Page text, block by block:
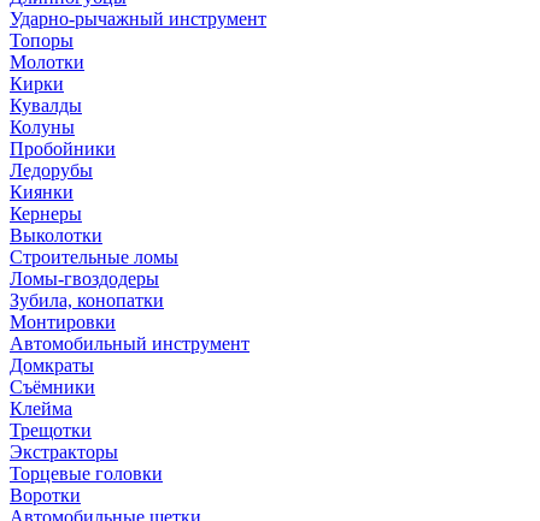
Ударно-рычажный инструмент
Топоры
Молотки
Кирки
Кувалды
Колуны
Пробойники
Ледорубы
Киянки
Кернеры
Выколотки
Строительные ломы
Ломы-гвоздодеры
Зубила, конопатки
Монтировки
Автомобильный инструмент
Домкраты
Съёмники
Клейма
Трещотки
Экстракторы
Торцевые головки
Воротки
Автомобильные щетки